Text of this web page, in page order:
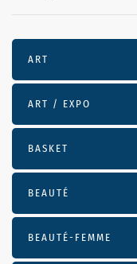
ART
ART / EXPO
BASKET
BEAUTÉ
BEAUTÉ-FEMME